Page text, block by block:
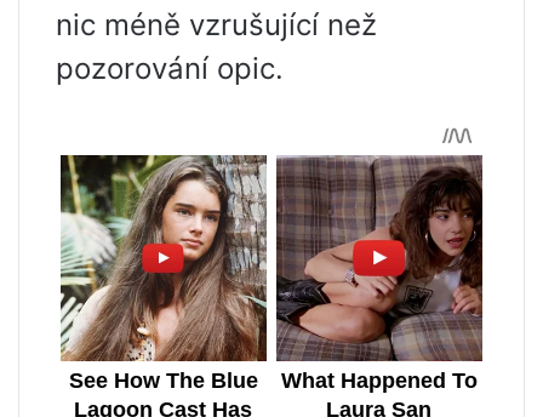
nic méně vzrušující než
pozorování opic.